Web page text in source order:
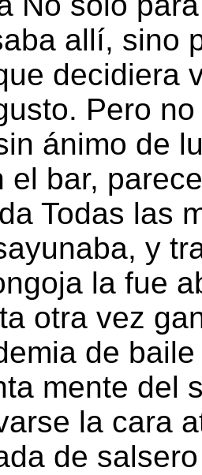
allí, sino
decidiera
Pero
ánimo de
el bar,
Todas las
y
la fue
otra vez
de
mente del
la cara
de